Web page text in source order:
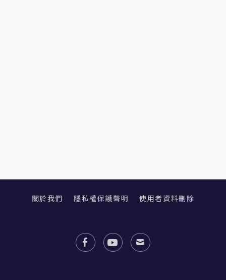
關於我們 隱私權保護聲明 使用者資料刪除